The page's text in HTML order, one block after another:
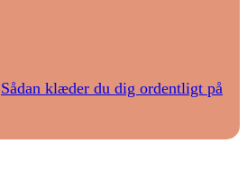
Sådan klæder du dig ordentligt på